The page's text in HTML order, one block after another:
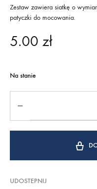
Zestaw zawiera siatkę o
patyczki do mocowania.
5.00 zł
Na stanie
UDOSTEPNIJ